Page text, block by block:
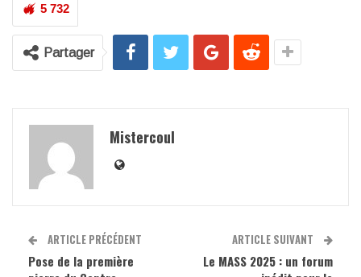
5 732
Partager
Mistercoul
ARTICLE PRÉCÉDENT
Pose de la première
ARTICLE SUIVANT
Le MASS 2025 : un forum